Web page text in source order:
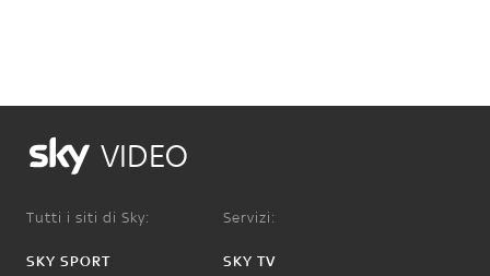
VIDEO
Tutti i siti di Sky:
SKY SPORT
Servizi:
SKY TV